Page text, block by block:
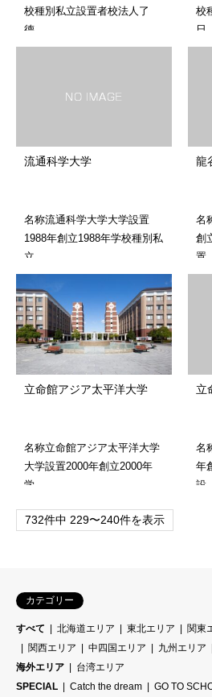
校種別私立設置者校法人了
德…
校
日…
流通科学大学
名称流通科学大学大学設置
1988年創立1988年学校種別私
立…
龍
名
創
置…
立命館アジア太平洋大学
名称立命館アジア太平洋大学
大学設置2000年創立2000年
学…
立
名
年
設…
732件中 229〜240件を表示
カテゴリー
すべて 北海道エリア 東北エリア 関東
関西エリア
中四国エリア 九州エリア
海外エリア
台湾エリア
SPECIAL
Catch the dream GO TO